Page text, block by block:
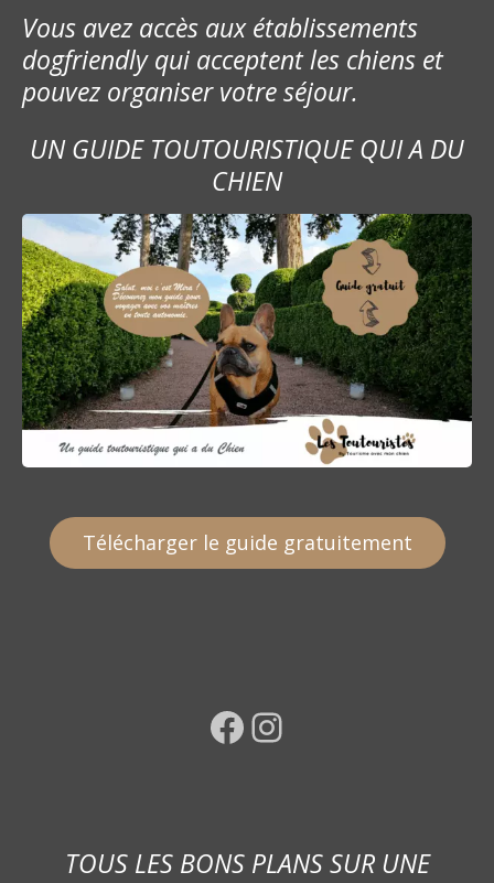
Vous avez accès aux établissements
dogfriendly qui acceptent les chiens et
pouvez organiser votre séjour.
UN GUIDE TOUTOURISTIQUE QUI A DU
CHIEN
Télécharger le guide gratuitement
Facebook Instagram
TOUS LES BONS PLANS SUR UNE